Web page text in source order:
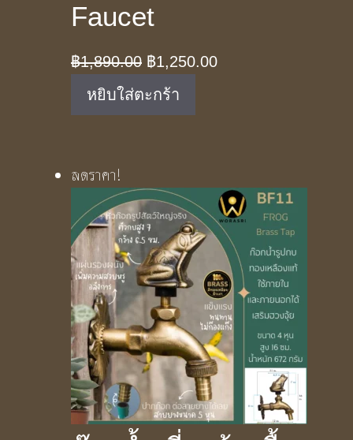
Faucet
฿1,890.00 Original
price
was:
฿1,250.00Current
หยิบใส่ตะกร้า
ลดราคา!